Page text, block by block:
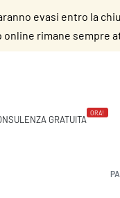
evasi entro la
rimane sempre
ORA!
GRATUITA